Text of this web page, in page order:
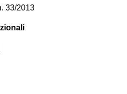
33/2013